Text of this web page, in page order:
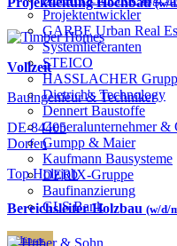
Projektentwickler
GARBE Urban Real
Systemlieferanten
STEICO
HASSLACHER
Dietrich's Technology
Dennert Baustoffe
Generalunternehmer &
Gumpp & Maier
Kaufmann Bausysteme
DERIX-Gruppe
Baufinanzierung
GLS Bank
Häuser
(w/
Vollzeit
Bauingenieur & Techniker
DE-84405
Dorfen
Top Holzjob
Bereichsleiter Holzbau (w/d/